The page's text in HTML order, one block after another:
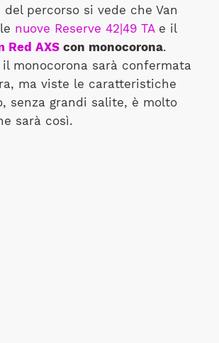
del percorso si vede che Van
nuove Reserve 42|49 TAe il
Red AXScon monocorona.
il monocorona sarà confermata
ma viste le caratteristiche
senza grandi salite, è molto
sarà così.